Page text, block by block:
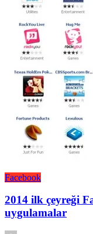
Facebook
2014 ilk çeyreği
uygulamalar